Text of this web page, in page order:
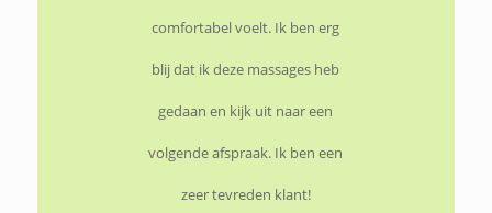
comfortabel voelt. Ik ben erg
blij dat ik deze massages heb
gedaan en kijk uit naar een
volgende afspraak. Ik ben een
zeer tevreden klant!